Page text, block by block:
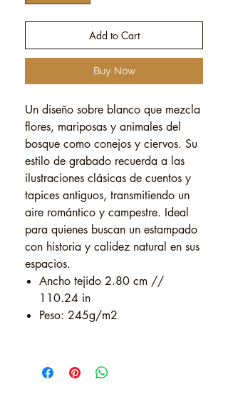
Add to Cart
Buy Now
Un diseño sobre blanco que mezcla
flores, mariposas y animales del
bosque como conejos y ciervos. Su
estilo de grabado recuerda a las
ilustraciones clásicas de cuentos y
tapices antiguos, transmitiendo un
aire romántico y campestre. Ideal
para quienes buscan un estampado
con historia y calidez natural en sus
espacios.
Ancho tejido 2.80 cm //
110.24 in
Peso: 245g/m2